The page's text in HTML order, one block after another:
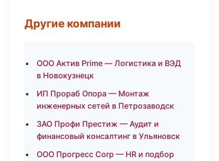
Другие компании
ООО Актив Prime — Логистика и ВЭД
в Новокузнецк
ИП Прораб Опора — Монтаж
инженерных сетей в Петрозаводск
ЗАО Профи Престиж — Аудит и
финансовый консалтинг в Ульяновск
ООО Прогресс Corp — HR и подбор